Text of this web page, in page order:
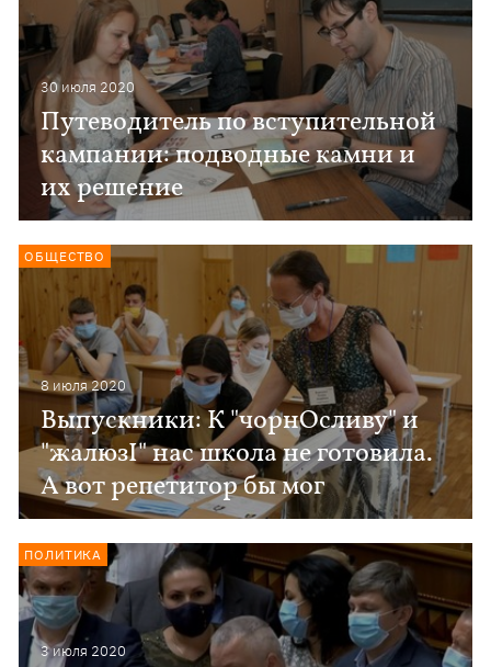
30 июля 2020
Путеводитель по вступительной
кампании: подводные камни и
их решение
8 июля 2020
Выпускники: К "чорнОсливу" и
"жалюзІ" нас школа не готовила.
А вот репетитор бы мог
ОБЩЕСТВО
3 июля 2020
ПОЛИТИКА